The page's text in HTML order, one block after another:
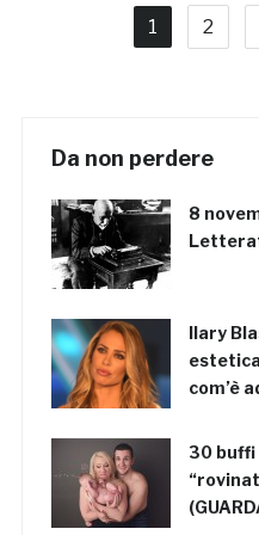
1 2
Da non perdere
8
Ilary
com’è
30 buffi